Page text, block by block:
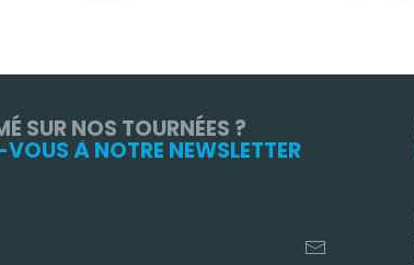
SUR NOS TOURNÉES ?
À NOTRE NEWSLETTER